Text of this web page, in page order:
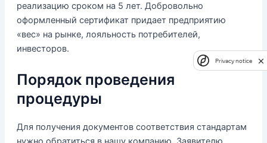
реализацию сроком на 5 лет. Добровольно
оформленный сертификат придает предприятию
«вес» на рынке, лояльность потребителей,
инвесторов.
Порядок проведения
процедуры
Для получения документов соответствия стандартам
Privacy notice